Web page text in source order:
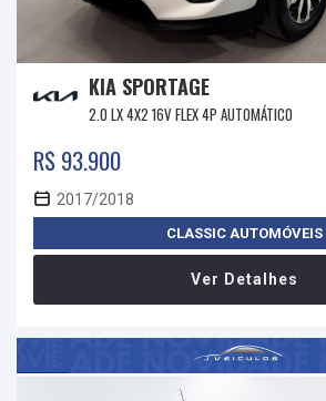
KIA SPORTAGE
2.0 LX 4X2 16V FLEX 4P AUTOMÁTICO
R$ 93.900
2017/2018
CLASSIC AUTOMÓVEIS
Ver Detalhes